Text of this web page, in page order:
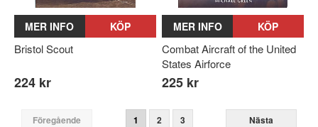
MER INFO KÖP
Bristol Scout
224 kr
MER INFO KÖP
Combat Aircraft of the United
States Airforce
225 kr
Föregående 1 2 3
Nästa